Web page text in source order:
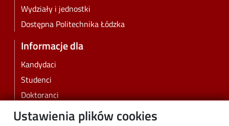
Ustawienia plików cookies
Wydziały i jednostki
Dostępna Politechnika Łódzka
Informacje dla
Kandydaci
Studenci
Doktoranci
Pracownicy